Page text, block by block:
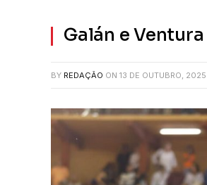
Galán e
BY REDAÇÃO ON 13 DE OUTUBRO, 2025